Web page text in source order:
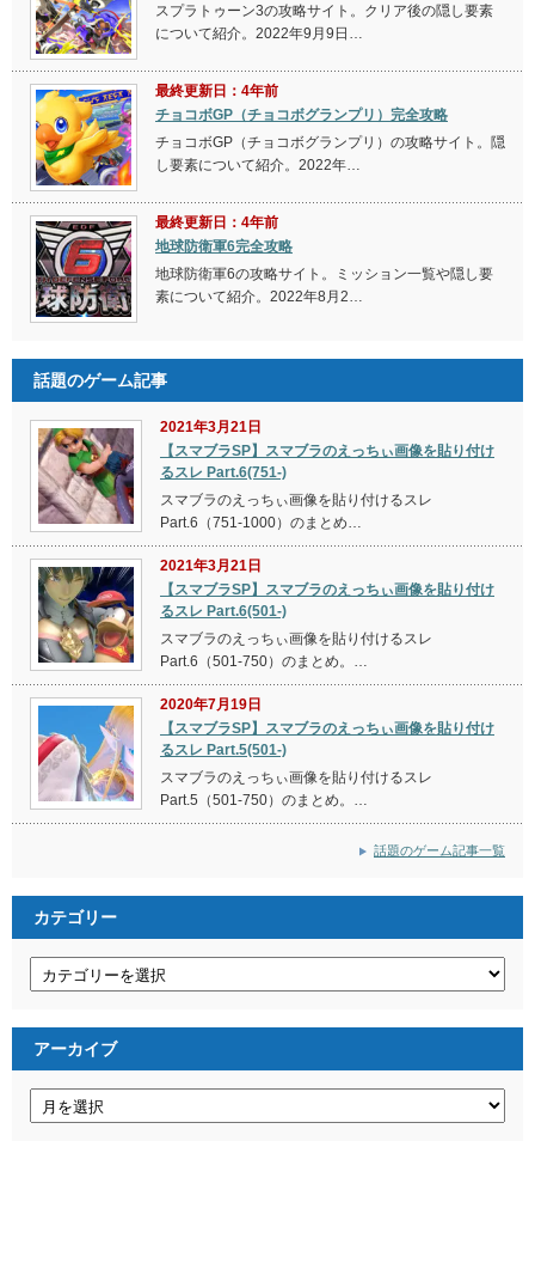
スプラトゥーン3の攻略サイト。クリア後の隠し要素
について紹介。2022年9月9日…
最終更新日：4年前
チョコボGP（チョコボグランプリ）完全攻略
チョコボGP（チョコボグランプリ）の攻略サイト。隠
し要素について紹介。2022年…
最終更新日：4年前
地球防衛軍6完全攻略
地球防衛軍6の攻略サイト。ミッション一覧や隠し要
素について紹介。2022年8月2…
話題のゲーム記事
2021年3月21日
【スマブラSP】スマブラのえっちぃ画像を貼り付け
るスレ Part.6(751-)
スマブラのえっちぃ画像を貼り付けるスレ
Part.6（751-1000）のまとめ…
2021年3月21日
【スマブラSP】スマブラのえっちぃ画像を貼り付け
るスレ Part.6(501-)
スマブラのえっちぃ画像を貼り付けるスレ
Part.6（501-750）のまとめ。…
2020年7月19日
【スマブラSP】スマブラのえっちぃ画像を貼り付け
るスレ Part.5(501-)
スマブラのえっちぃ画像を貼り付けるスレ
Part.5（501-750）のまとめ。…
話題のゲーム記事一覧
カテゴリー
アーカイブ